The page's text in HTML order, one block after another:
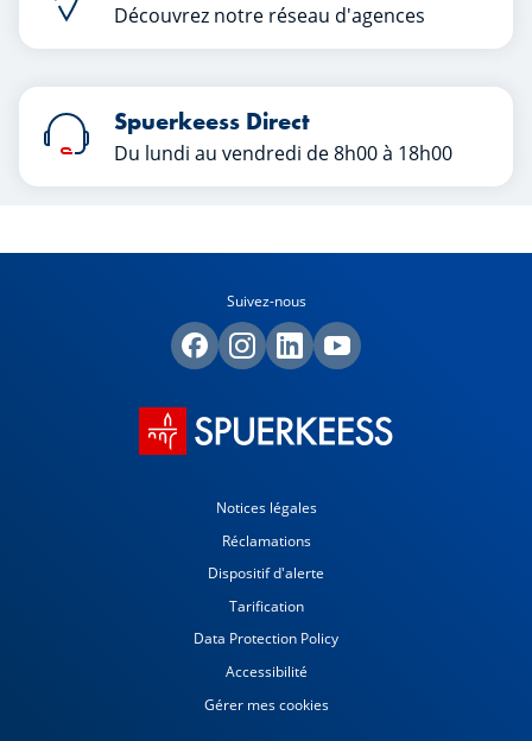
Découvrez notre réseau d'agences
Spuerkeess Direct
Du lundi au vendredi de 8h00 à 18h00
Suivez-nous
Notices légales
Réclamations
Dispositif d'alerte
Tarification
Data Protection Policy
Accessibilité
Gérer mes cookies